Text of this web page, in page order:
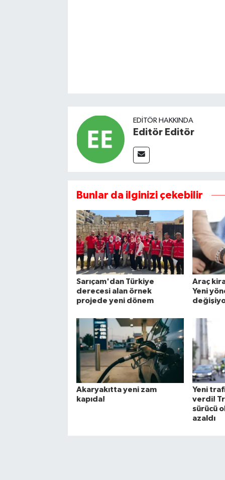
EDITÖR HAKKINDA
Editör Editör
Bunlar da ilginizi çekebilir
Sarıçam'dan Türkiye
derecesi alan örnek
projede yeni dönem
Araç
Yeni
Akaryakıtta yeni zam
kapıda!
Yeni
verdi!
sürücü
azaldı